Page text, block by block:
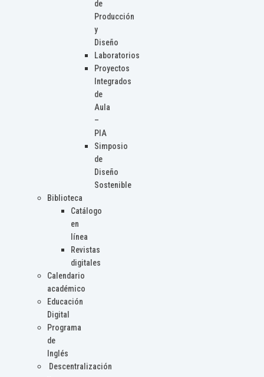
de
Producción
y
Diseño
Laboratorios
Proyectos
Integrados
de
Aula
–
PIA
Simposio
de
Diseño
Sostenible
Biblioteca
Catálogo
en
línea
Revistas
digitales
Calendario
académico
Educación
Digital
Programa
de
Inglés
Descentralización